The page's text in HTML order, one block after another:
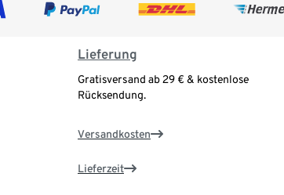
Lieferung
Gratisversand ab 29 € & kostenlose
Rücksendung.
Versandkosten
Lieferzeit